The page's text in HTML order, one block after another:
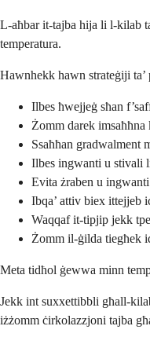
L-aħbar it-tajba hija li l-kilab
temperatura.
Hawnhekk hawn strateġiji
Ilbes ħwejjeġ sħan
Żomm darek
Ssaħħan gradwalment
Ilbes ingwanti u stivali
Evita żraben u
Ibqa’ attiv biex ittejjeb
Waqqaf it-tipjip jekk
Żomm il-ġilda tiegħek
Meta tidħol ġewwa minn
Jekk int suxxettibbli għall-
iżżomm ċirkolazzjoni tajba